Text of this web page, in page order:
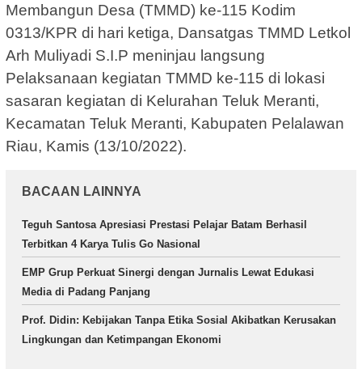
Membangun Desa (TMMD) ke-115 Kodim
0313/KPR di hari ketiga, Dansatgas TMMD Letkol
Arh Muliyadi S.I.P meninjau langsung
Pelaksanaan kegiatan TMMD ke-115 di lokasi
sasaran kegiatan di Kelurahan Teluk Meranti,
Kecamatan Teluk Meranti, Kabupaten Pelalawan
Riau, Kamis (13/10/2022).
BACAAN LAINNYA
Teguh Santosa Apresiasi Prestasi Pelajar Batam Berhasil
Terbitkan 4 Karya Tulis Go Nasional
EMP Grup Perkuat Sinergi dengan Jurnalis Lewat Edukasi
Media di Padang Panjang
Prof. Didin: Kebijakan Tanpa Etika Sosial Akibatkan Kerusakan
Lingkungan dan Ketimpangan Ekonomi